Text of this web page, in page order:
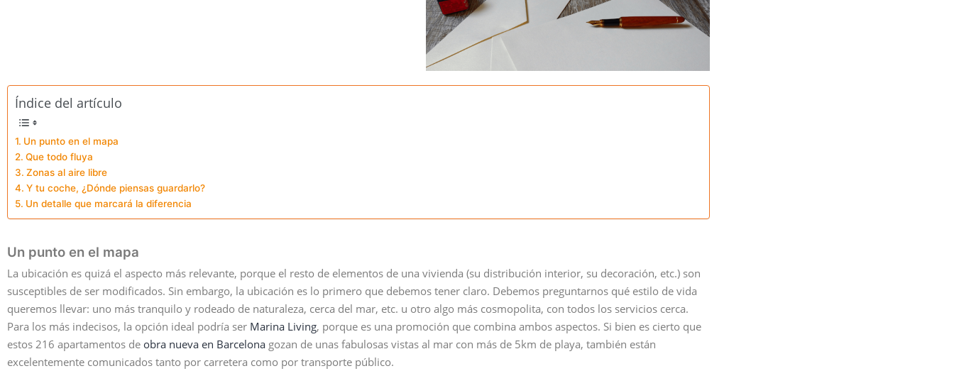
Índice del artículo
Un punto en el mapa
Que todo fluya
Zonas al aire libre
Y tu coche, ¿Dónde piensas guardarlo?
Un detalle que marcará la diferencia
Un punto en el mapa
La ubicación es quizá el aspecto más relevante, porque el resto de elementos de una vivienda (su distribución interior, su decoración, etc.) son
susceptibles de ser modificados. Sin embargo, la ubicación es lo primero que debemos tener claro. Debemos preguntarnos qué estilo de vida
queremos llevar: uno más tranquilo y rodeado de naturaleza, cerca del mar, etc. u otro algo más cosmopolita, con todos los servicios cerca.
Para los más indecisos, la opción ideal podría ser Marina Living, porque es una promoción que combina ambos aspectos. Si bien es cierto que
estos 216 apartamentos de obra nueva en Barcelona gozan de unas fabulosas vistas al mar con más de 5km de playa, también están
excelentemente comunicados tanto por carretera como por transporte público.